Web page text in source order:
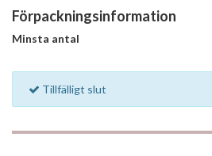
Förpackningsinformation
Minsta antal
Tillfälligt slut